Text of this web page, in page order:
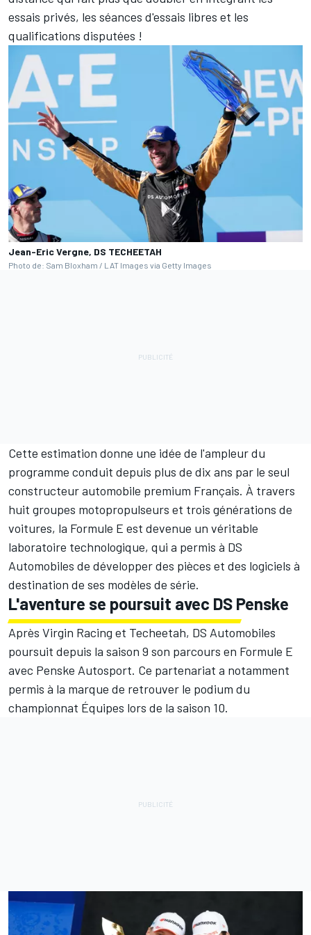
essais privés, les séances d'essais libres et les
qualifications disputées !
Jean-Eric Vergne, DS TECHEETAH
Photo de: Sam Bloxham / LAT Images via Getty Images
Cette estimation donne une idée de l'ampleur du
programme conduit depuis plus de dix ans par le seul
constructeur automobile premium Français. À travers
huit groupes motopropulseurs et trois générations de
voitures, la Formule E est devenue un véritable
laboratoire technologique, qui a permis à DS
Automobiles de développer des pièces et des logiciels à
destination de ses modèles de série.
L'aventure se poursuit avec DS Penske
Après Virgin Racing et Techeetah, DS Automobiles
poursuit depuis la saison 9 son parcours en Formule E
avec Penske Autosport. Ce partenariat a notamment
permis à la marque de retrouver le podium du
championnat Équipes lors de la saison 10.